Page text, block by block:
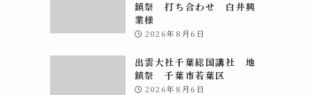
鎮祭 打ち合わせ 白井興
業様
2026年8月6日
出雲大社千葉総国講社 地
鎮祭 千葉市若葉区
2026年8月6日